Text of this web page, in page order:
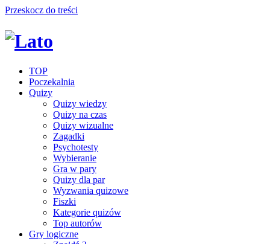
Przeskocz do treści
TOP
Poczekalnia
Quizy
Quizy wiedzy
Quizy na czas
Quizy wizualne
Zagadki
Psychotesty
Wybieranie
Gra w pary
Quizy dla par
Wyzwania quizowe
Fiszki
Kategorie quizów
Top autorów
Gry logiczne